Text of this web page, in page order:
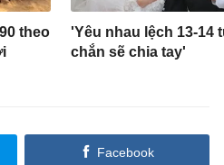
theo
'Yêu nhau lệch 13-14
chắn sẽ chia tay'
Facebook